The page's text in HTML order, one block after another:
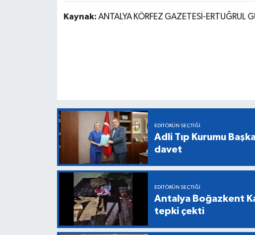
Kaynak: ANTALYA KÖRFEZ GAZETESİ-ERTUĞRUL
EDITÖRÜN SEÇTIĞI
Adli Tıp Kurumu
davet
EDITÖRÜN SEÇTIĞI
Antalya Boğazkent
tepki çekti